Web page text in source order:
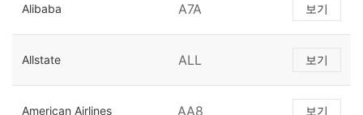
Alibaba A7A 보기
Allstate ALL 보기
American Airlines AA8 보기